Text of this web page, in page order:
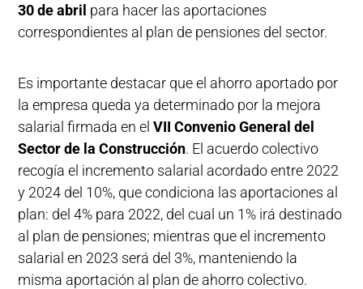
30 de abril para hacer las aportaciones
correspondientes al plan de pensiones del sector.
Es importante destacar que el ahorro aportado por
la empresa queda ya determinado por la mejora
salarial firmada en elVII Convenio General del
Sector de la Construcción. El acuerdo colectivo
recogía el incremento salarial acordado entre 2022
y 2024 del 10%, que condiciona las aportaciones al
plan: del 4% para 2022, del cual un 1% irá destinado
al plan de pensiones; mientras que el incremento
salarial en 2023 será del 3%, manteniendo la
misma aportación al plan de ahorro colectivo.